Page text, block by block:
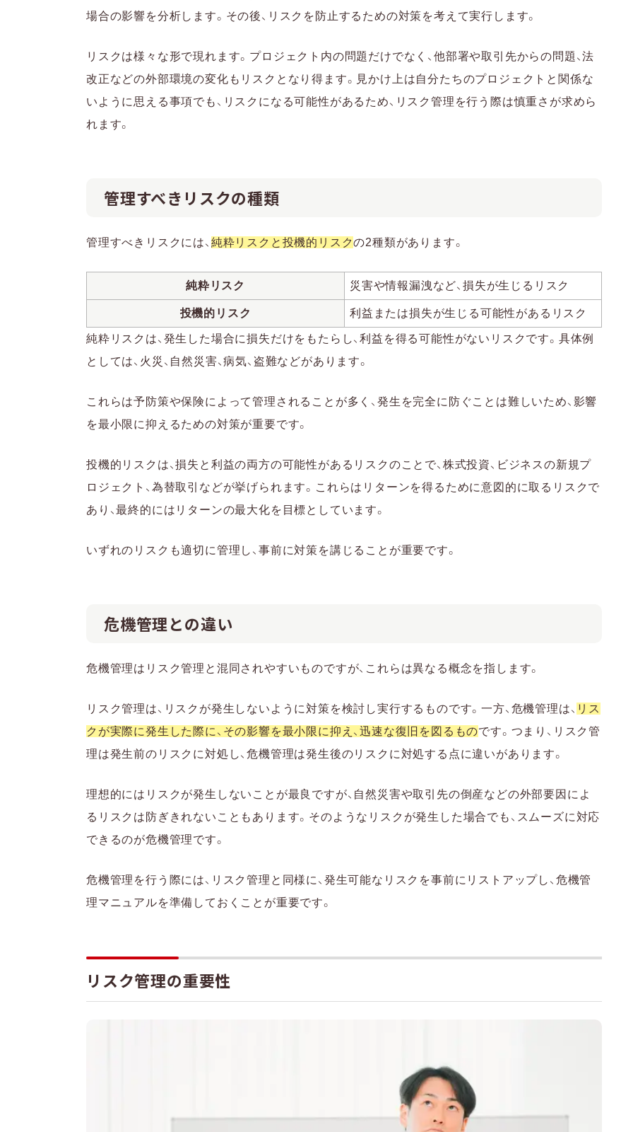
場合の影響を分析します。その後、リスクを防止するための対策を考えて実行します。
リスクは様々な形で現れます。プロジェクト内の問題だけでなく、他部署や取引先からの問題、法
改正などの外部環境の変化もリスクとなり得ます。見かけ上は自分たちのプロジェクトと関係な
いように思える事項でも、リスクになる可能性があるため、リスク管理を行う際は慎重さが求めら
れます。
管理すべきリスクの種類
管理すべきリスクには、 純粋リスクと投機的リスクの2種類があります。
純粋リスク 災害や情報漏洩など、損失が生じるリスク
投機的リスク 利益または損失が生じる可能性があるリスク
純粋リスクは、発生した場合に損失だけをもたらし、利益を得る可能性がないリスクです。具体例
としては、火災、自然災害、病気、盗難などがあります。
これらは予防策や保険によって管理されることが多く、発生を完全に防ぐことは難しいため、影響
を最小限に抑えるための対策が重要です。
投機的リスクは、損失と利益の両方の可能性があるリスクのことで、株式投資、ビジネスの新規プ
ロジェクト、為替取引などが挙げられます。これらはリターンを得るために意図的に取るリスクで
あり、最終的にはリターンの最大化を目標としています。
いずれのリスクも適切に管理し、事前に対策を講じることが重要です。
危機管理との違い
危機管理はリスク管理と混同されやすいものですが、これらは異なる概念を指します。
リスク管理は、リスクが発生しないように対策を検討し実行するものです。一方、危機管理は、 リス
クが実際に発生した際に、その影響を最小限に抑え、迅速な復旧を図るものです。つまり、リスク管
理は発生前のリスクに対処し、危機管理は発生後のリスクに対処する点に違いがあります。
理想的にはリスクが発生しないことが最良ですが、自然災害や取引先の倒産などの外部要因によ
るリスクは防ぎきれないこともあります。そのようなリスクが発生した場合でも、スムーズに対応
できるのが危機管理です。
危機管理を行う際には、リスク管理と同様に、発生可能なリスクを事前にリストアップし、危機管
理マニュアルを準備しておくことが重要です。
リスク管理の重要性